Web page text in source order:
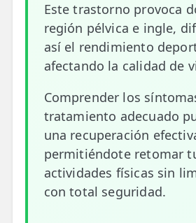
🛍️ Tienda Productos
🎁 Tarjetas Regalo
🛒 Carrito
❤️ Ofertas
CONTACTO
☎️ 91 005 23 63
📧 Contacta
Este trastorno provoca
región pélvica e ingle,
así el rendimiento
afectando la calidad de
Comprender los
tratamiento adecuado
una recuperación
permitiéndote retomar
actividades físicas sin
con total seguridad.